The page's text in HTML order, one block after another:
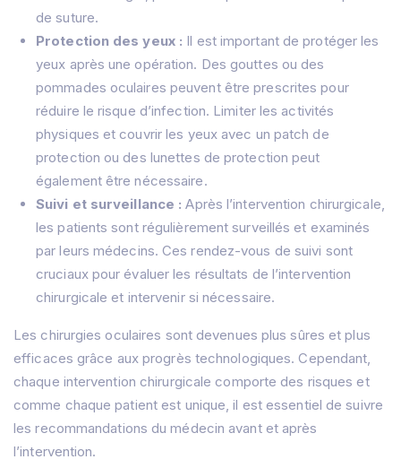
de suture.
Protection des yeux : Il est important de protéger les
yeux après une opération. Des gouttes ou des
pommades oculaires peuvent être prescrites pour
réduire le risque d’infection. Limiter les activités
physiques et couvrir les yeux avec un patch de
protection ou des lunettes de protection peut
également être nécessaire.
Suivi et surveillance : Après l’intervention chirurgicale,
les patients sont régulièrement surveillés et examinés
par leurs médecins. Ces rendez-vous de suivi sont
cruciaux pour évaluer les résultats de l’intervention
chirurgicale et intervenir si nécessaire.
Les chirurgies oculaires sont devenues plus sûres et plus
efficaces grâce aux progrès technologiques.Cependant,
chaque intervention chirurgicale comporte des risques et
comme chaque patient est unique, il est essentiel de suivre
les recommandations du médecin avant et après
l’intervention.